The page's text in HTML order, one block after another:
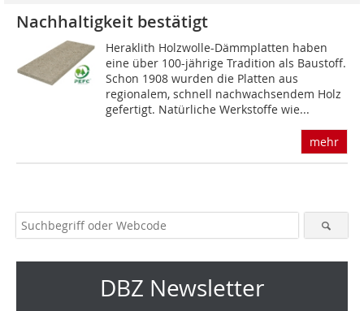
Nachhaltigkeit bestätigt
Heraklith Holzwolle-Dämmplatten haben
eine über 100-jährige Tradition als Baustoff.
Schon 1908 wurden die Platten aus
regionalem, schnell nachwachsendem Holz
gefertigt. Natürliche Werkstoffe wie...
mehr
DBZ Newsletter